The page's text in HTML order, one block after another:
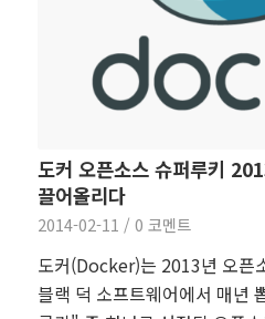
도커 오픈소스 슈퍼루키
끌어올리다
2014-02-11 / 0 코멘트
도커(Docker)는 2013년 오픈
블랙 덕 소프트웨어에서 매년